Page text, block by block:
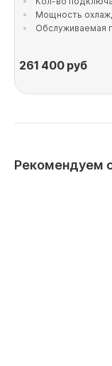
Мощность
Обслуживаемая
261 400руб
Рекомендуем